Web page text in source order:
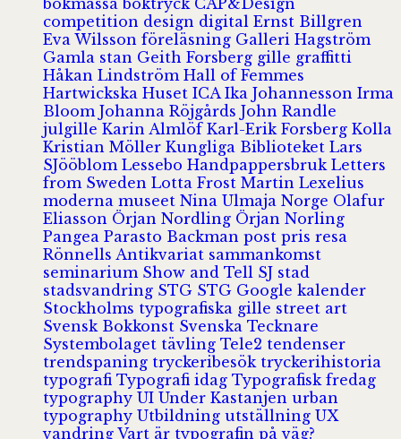
competition design digital Ernst Billgren
Eva Wilsson föreläsning Galleri Hagström
Gamla stan Geith Forsberg gille graffitti
Håkan Lindström Hall of Femmes
Hartwickska Huset ICA Ika Johannesson Irma
Bloom Johanna Röjgårds John Randle
julgille Karin Almlöf Karl-Erik Forsberg Kolla
Kristian Möller Kungliga Biblioteket Lars
SJööblom Lessebo Handpappersbruk Letters
from Sweden Lotta Frost Martin Lexelius
moderna museet Nina Ulmaja Norge Olafur
Eliasson Örjan Nordling Örjan Norling
Pangea Parasto Backman post pris resa
Rönnells Antikvariat sammankomst
seminarium Show and Tell SJ stad
stadsvandring STG STG Google kalender
Stockholms typografiska gille street art
Svensk Bokkonst Svenska Tecknare
Systembolaget tävling Tele2 tendenser
trendspaning tryckeribesök tryckerihistoria
typografi Typografi idag Typografisk fredag
typography UI Under Kastanjen urban
typography Utbildning utställning UX
vandring Vart är typografin på väg?